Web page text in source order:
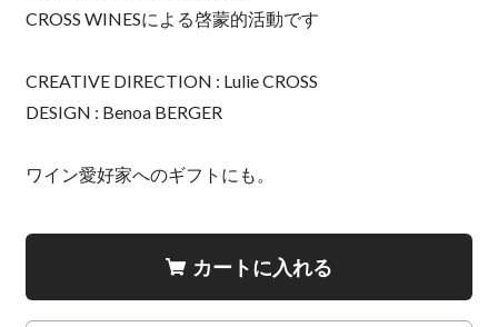
CROSS WINESによる啓蒙的活動です
CREATIVE DIRECTION : Lulie CROSS
DESIGN : Benoa BERGER
ワイン愛好家へのギフトにも。
カートに入れる